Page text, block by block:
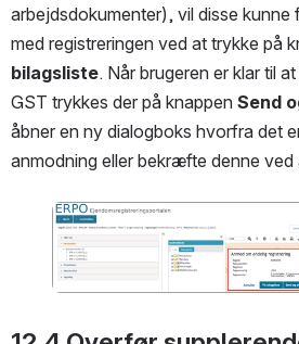
arbejdsdokumenter), vil disse
med registreringen ved at trykke på
bilagsliste. Når brugeren er klar til
GST trykkes der på knappen Send
åbner en ny dialogboks hvorfra det
anmodning eller bekræfte denne ved
Open